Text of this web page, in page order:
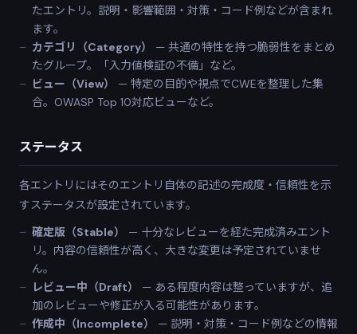
たエントリ。説明・影響範囲・対策・コード例などが含まれ
ます。
カテゴリ（Category）
— 共通の特性を持つ脆弱性をまとめ
たグループ。「入力値検証の不備」など。
ビュー（View）
— 特定の目的や視点でCWEを整理した集
合。OWASP Top 10対応ビューなど。
ステータス
各エントリにはそのエントリ自体の記述の完成度・信頼性を示
すステータスが設定されています。
確定版（Stable）
— 十分なレビューを経た完成済みエント
リ。内容の信頼性が高く、大きな変更は予定されていませ
ん。
レビュー中（Draft）
— ある程度内容は整っていますが、追
加のレビューや修正が入る可能性があります。
作成中（Incomplete）
— 説明・対策・コード例などの情報